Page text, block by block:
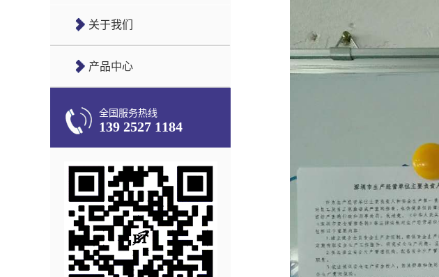
关于我们
产品中心
全国服务热线
139 2527 1184